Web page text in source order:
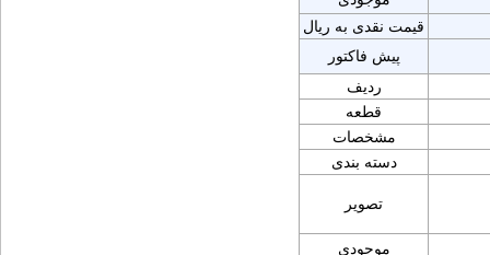
قیمت نقدی به ریال
پیش فاکتور
ردیف
قطعه
مشخصات
دسته بندی
تصویر
موجودی